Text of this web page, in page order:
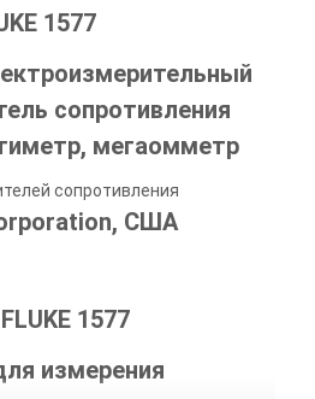
1577
сопротивления
мегаомметр
сопротивления
США
FLUKE 1577
измерения